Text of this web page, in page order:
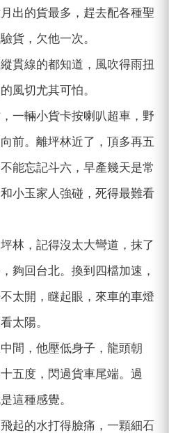
出的貨最多，趕去配各種聖
貨，欠他一次。
貫線的都知道，風吹得雨扭
風切尤其可怕。
一輛小貨卡按喇叭超車，野
前。離坪林近了，頂多再五
能忘記斗六，早產幾天是常
小玉家人強碰，死得最難看
林，記得沒太大彎道，抹了
夠回台北。換到四檔加速，
太開，瞇起眼，來車的車燈
太陽。
間，他壓低身子，龍頭朝
五度，閃過貨車尾端。過
這種感覺。
起的水打得臉痛，一顆細石